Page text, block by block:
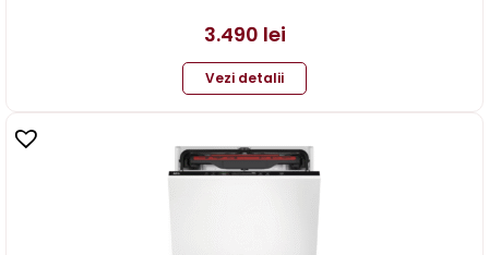
3.490 lei
Vezi detalii